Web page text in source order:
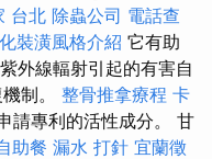
台北 除蟲公司 電話查
裝潢風格介紹 它有助
外線輻射引起的有害自
制。 整骨推拿療程 卡
請專利的活性成分。 甘
助餐 漏水 打針 宜蘭徵